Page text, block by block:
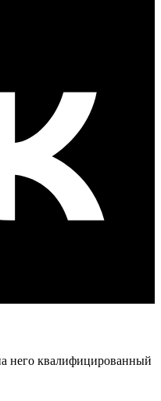
него квалифицированный